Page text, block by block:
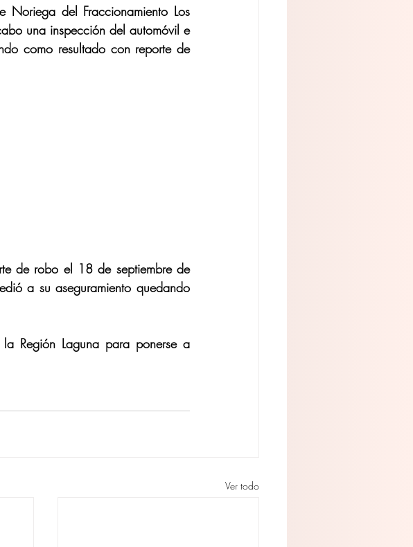
Noriega del Fraccionamiento Los
una inspección del automóvil e
como resultado con reporte de
de robo el 18 de septiembre de
a su aseguramiento quedando
Región Laguna para ponerse a
Ver todo